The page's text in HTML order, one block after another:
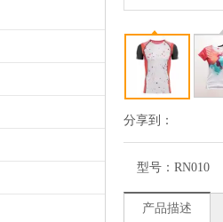
分享到：
型号： RN010
产品描述